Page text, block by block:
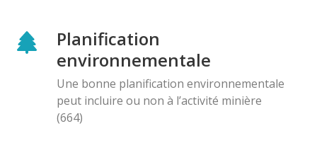
Planification
environnementale
Une bonne planification environnementale
peut incluire ou non à l’activité minière
(664)